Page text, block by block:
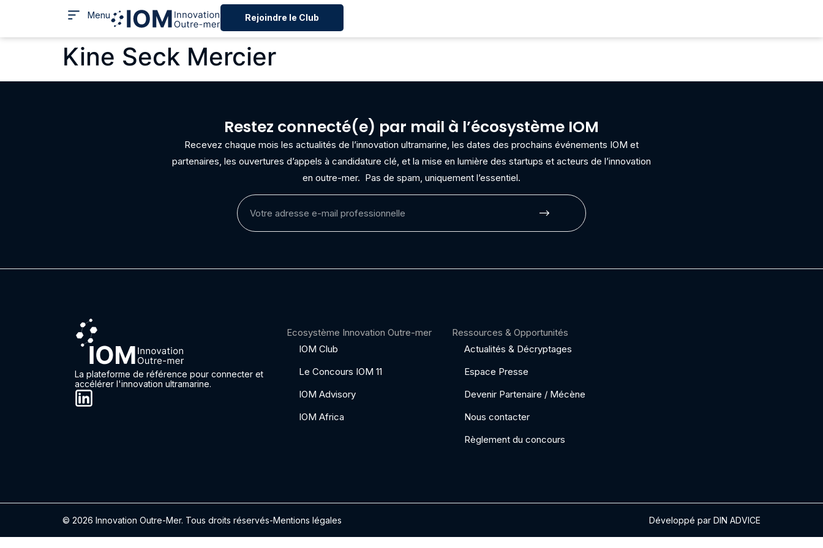
Menu Rejoindre le Club
Kine Seck Mercier
Restez connecté(e) par mail à l’écosystème IOM
Recevez chaque mois les actualités de l’innovation ultramarine, les dates des prochains événements IOM et
partenaires, les ouvertures d’appels à candidature clé, et la mise en lumière des startups et acteurs de l’innovation
en outre-mer. Pas de spam, uniquement l’essentiel.
La plateforme de référence pour connecter et
accélérer l'innovation ultramarine.
Ecosystème Innovation Outre-mer
IOM Club
Le Concours IOM 11
IOM Advisory
IOM Africa
Ressources & Opportunités
Actualités & Décryptages
Espace Presse
Devenir Partenaire / Mécène
Nous contacter
Règlement du concours
© 2026 Innovation Outre-Mer. Tous droits réservés-Mentions légales Développé par DIN ADVICE